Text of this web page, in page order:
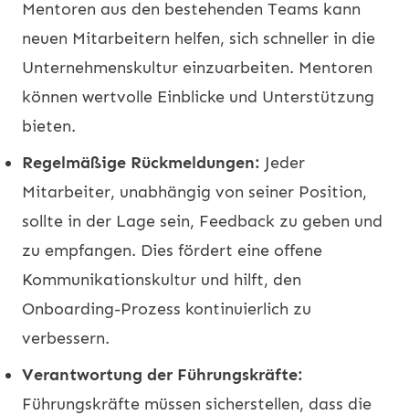
Mentoren aus den bestehenden Teams kann
neuen Mitarbeitern helfen, sich schneller in die
Unternehmenskultur einzuarbeiten. Mentoren
können wertvolle Einblicke und Unterstützung
bieten.
Regelmäßige Rückmeldungen: Jeder
Mitarbeiter, unabhängig von seiner Position,
sollte in der Lage sein, Feedback zu geben und
zu empfangen. Dies fördert eine offene
Kommunikationskultur und hilft, den
Onboarding-Prozess kontinuierlich zu
verbessern.
Verantwortung der Führungskräfte:
Führungskräfte müssen sicherstellen, dass die